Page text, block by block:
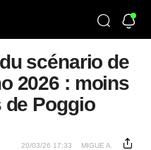
scénario de
2026 : moins
de Poggio
20/03/26 17:33 MIGUE A.